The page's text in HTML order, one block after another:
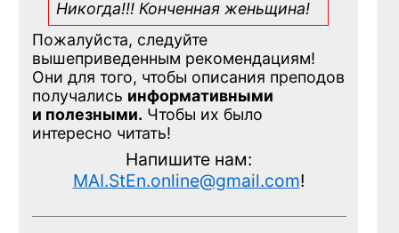
Никогда!!! Конченная женьщина!
Пожалуйста, следуйте
вышеприведенным рекомендациям!
Они для того, чтобы описания преподов
получались информативными
и полезными. Чтобы их было
интересно читать!
Напишите нам:
MAI.StEn.online@gmail.com!